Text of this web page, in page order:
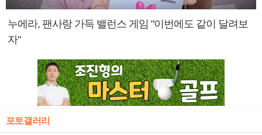
누에라, 팬사랑 가득 밸런스 게임 "이번에도 같이 달려보
자"
포토갤러리